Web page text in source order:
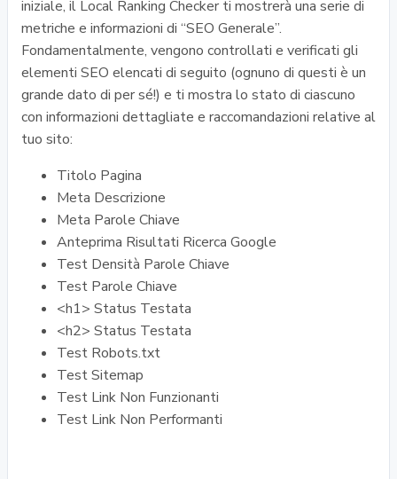
iniziale, il Local Ranking Checker ti mostrerà una serie di
metriche e informazioni di “SEO Generale”.
Fondamentalmente, vengono controllati e verificati gli
elementi SEO elencati di seguito (ognuno di questi è un
grande dato di per sé!) e ti mostra lo stato di ciascuno
con informazioni dettagliate e raccomandazioni relative al
tuo sito:
Titolo Pagina
Meta Descrizione
Meta Parole Chiave
Anteprima Risultati Ricerca Google
Test Densità Parole Chiave
Test Parole Chiave
<h1> Status Testata
<h2> Status Testata
Test Robots.txt
Test Sitemap
Test Link Non Funzionanti
Test Link Non Performanti